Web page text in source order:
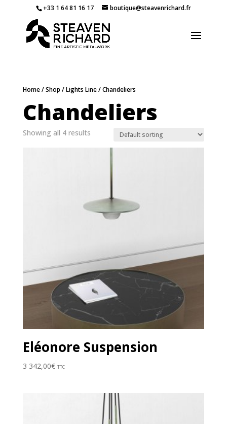
+33 1 64 81 16 17
boutique@steavenrichard.fr
Home/Shop /Lights Line/ Chandeliers
Chandeliers
Showing all 4 results
Eléonore Suspension
3 342,00€ TTC